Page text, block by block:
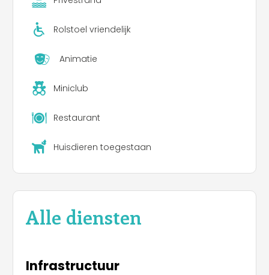
Rolstoel vriendelijk
Animatie
Miniclub
Restaurant
Huisdieren toegestaan
Alle diensten
Infrastructuur